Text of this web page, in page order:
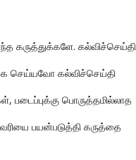
கருத்துக்களே. கல்விச்செய்தி
செய்யவோ கல்விச்செய்தி
படைப்புக்கு பொருத்தமில்லாத
பயன்படுத்தி கருத்தை